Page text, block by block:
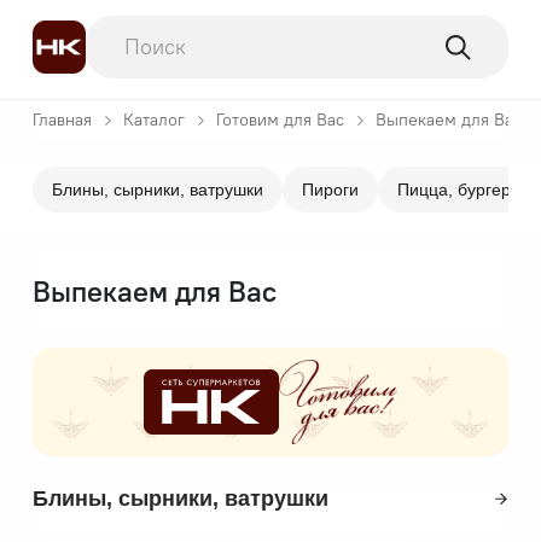
Главная Каталог Готовим для Вас Выпекаем для Вас
Выпекаем для Вас
Блины, сырники, ватрушки
Блины, сырники, ватрушки Пироги Пицца, бургеры